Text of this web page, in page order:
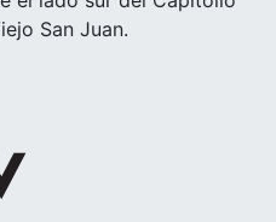
San Juan.